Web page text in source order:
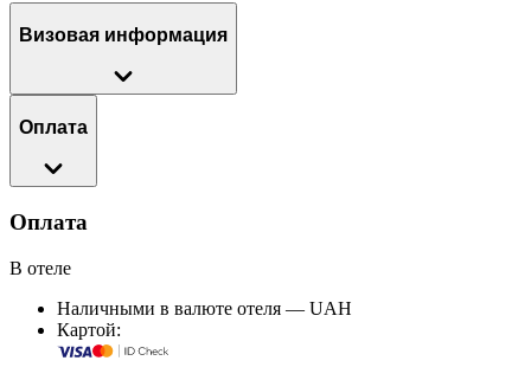
Визовая информация
Оплата
Оплата
В отеле
Наличными в валюте отеля — UAH
Картой: